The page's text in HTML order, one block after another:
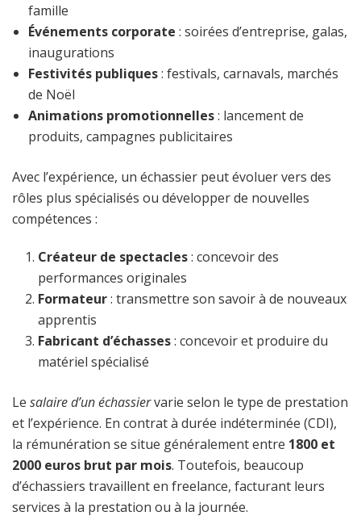
famille
Événements corporate : soirées d’entreprise, galas,
inaugurations
Festivités publiques: festivals, carnavals, marchés
de Noël
Animations promotionnelles: lancement de
produits, campagnes publicitaires
Avec l’expérience, un échassier peut évoluer vers des
rôles plus spécialisés ou développer de nouvelles
compétences :
Créateur de spectacles: concevoir des
performances originales
Formateur: transmettre son savoir à de nouveaux
apprentis
Fabricant d’échasses: concevoir et produire du
matériel spécialisé
Le salaire d’un échassiervarie selon le type de prestation
et l’expérience. En contrat à durée indéterminée (CDI),
la rémunération se situe généralement entre 1800 et
2000 euros brut par mois. Toutefois, beaucoup
d’échassiers travaillent en freelance, facturant leurs
services à la prestation ou à la journée.